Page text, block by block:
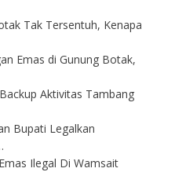
Tak Tersentuh, Kenapa
Emas di Gunung Botak,
Aktivitas Tambang
Bupati Legalkan
Ilegal Di Wamsait